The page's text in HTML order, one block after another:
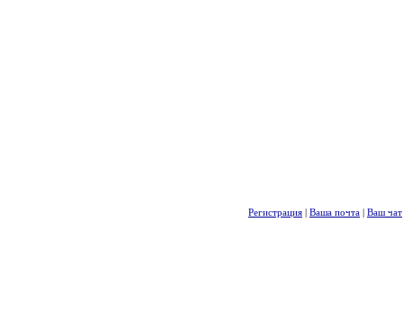
Регистрация | Ваша почта | Ваш чат